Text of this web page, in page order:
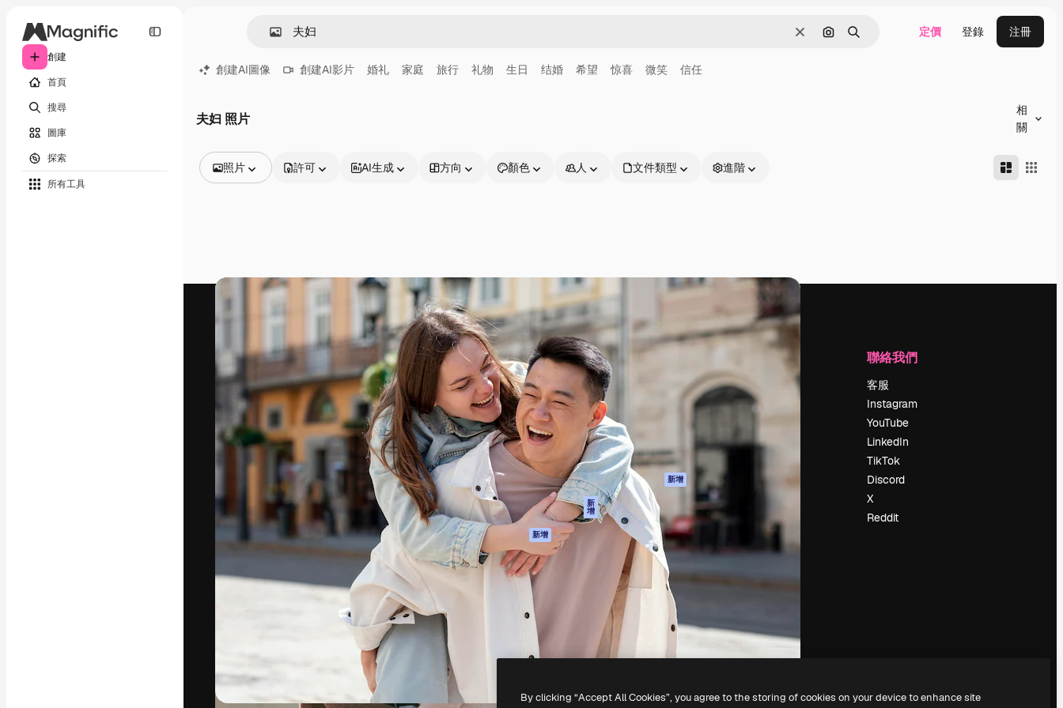
創建
首頁
搜尋
圖庫
探索
所有工具
清除 通過圖像搜索
搜尋 定價 登錄 注冊
創建AI圖像 創建AI影片 婚礼 家庭 旅行 礼物 生日 结婚 希望 惊喜 微笑 信任
夫妇 照片
相
關
照片
視頻
動態圖形
影片範本
3D模型
字體
許可 AI生成 方向 顏色 人 文件類型 進階
引導你創作出最佳作品的創意平台。擁有超過
100萬訂閱者，涵蓋創意人士、企業、代理商
和工作室。
繁體中文 (香港)
產品
Spaces
AI助手
AI圖像生成器
AI視頻生成器
AI語音生成器
圖庫內容
MCP用於
Claude/ChatGPT
新
增
AI助手 新增
API
流動應用程式
所有Magnific工具
開始使用
客服
使用條款
隱私政策
原創作品
新增
Cookie 政策
信任中心
聯盟夥伴
企業
定價
關於我們
工作機會
博客
聚會活動
Slidesgo
出售內容
新聞室
magnific.ai
聯絡我們
客服
Instagram
YouTube
LinkedIn
TikTok
Discord
X
Reddit
Copyright © 2010- 2026Freepik Company S.L.U.
By clicking “Accept All Cookies”, you agree to the storing of cookies on your device to enhance site